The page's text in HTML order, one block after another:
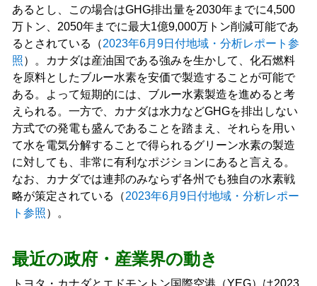
あるとし、この場合はGHG排出量を2030年までに4,500
万トン、2050年までに最大1億9,000万トン削減可能であ
るとされている（2023年6月9日付地域・分析レポート参
照）。カナダは産油国である強みを生かして、化石燃料
を原料としたブルー水素を安価で製造することが可能で
ある。よって短期的には、ブルー水素製造を進めると考
えられる。一方で、カナダは水力などGHGを排出しない
方式での発電も盛んであることを踏まえ、それらを用い
て水を電気分解することで得られるグリーン水素の製造
に対しても、非常に有利なポジションにあると言える。
なお、カナダでは連邦のみならず各州でも独自の水素戦
略が策定されている（2023年6月9日付地域・分析レポー
ト参照）。
最近の政府・産業界の動き
トヨタ・カナダとエドモントン国際空港（YEG）は2023